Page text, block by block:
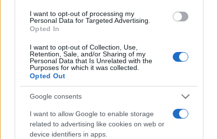
I want to opt-out of processing my
Personal Data for Targeted Advertising.
Opted In
I want to opt-out of Collection, Use,
Retention, Sale, and/or Sharing of my
Personal Data that Is Unrelated with the
Purposes for which it was collected.
Opted Out
Google consents
I want to allow Google to enable storage
related to advertising like cookies on web or
device identifiers in apps.
lélekjelenléte és gyors reakciója akadályozta
meg. A támadó elmenekült, mielőtt a
rendőrség a helyszínre ért volna; az ügyben
nyomozás indult.
Spanyolországban október 7. óta meredeken
emelkedett az antiszemita incidensek száma.
Izrael diaszpóraügyi minisztériuma jelentette,
hogy Spanyolország kormánya az Izrael elleni
támadásaivalcsak ösztönözte az